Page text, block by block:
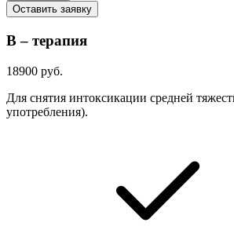
Оставить заявку
В – терапия
18900 руб.
Для снятия интоксикации средней
употребления).